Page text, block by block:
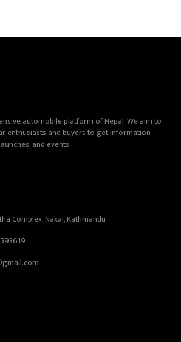
automobile platform of Nepal. We aim to
enthusiasts and buyers to get information
and events.
Complex, Naxal, Kathmandu